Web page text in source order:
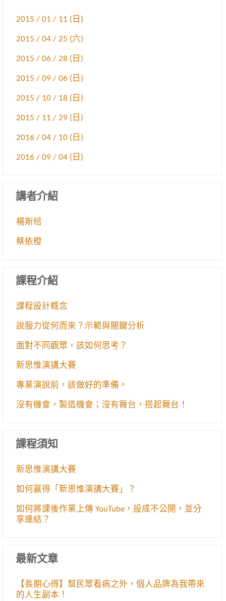
2015 / 01 / 11 (日)
2015 / 04 / 25 (六)
2015 / 06 / 28 (日)
2015 / 09 / 06 (日)
2015 / 10 / 18 (日)
2015 / 11 / 29 (日)
2016 / 04 / 10 (日)
2016 / 09 / 04 (日)
講者介紹
楊斯棓
蔡依橙
課程介紹
課程設計概念
說服力從何而來？示範與關鍵分析
面對不同觀眾，該如何思考？
新思惟演講大賽
專業演說前，該做好的準備。
沒有機會，製造機會；沒有舞台，搭起舞台！
課程須知
新思惟演講大賽
如何贏得「新思惟演講大賽」？
如何將課後作業上傳 YouTube，設成不公開，並分
享連結？
最新文章
【長期心得】幫民眾看病之外，個人品牌為我帶來
的人生副本！